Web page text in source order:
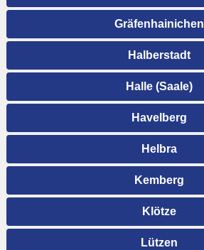
Gräfenhainichen
Halberstadt
Halle (Saale)
Havelberg
Helbra
Kemberg
Klötze
Lützen